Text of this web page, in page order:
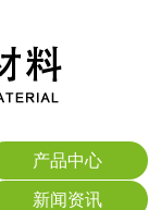
产品中心
新闻资讯